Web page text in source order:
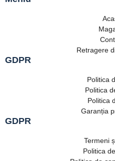
Retragere
GDPR
Politica
Politica
Politica
Garanția
GDPR
Termeni
Politica